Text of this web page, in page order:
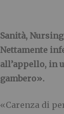
Sanità,
Nettamente
all’appello, in
gambero».
«Carenza di